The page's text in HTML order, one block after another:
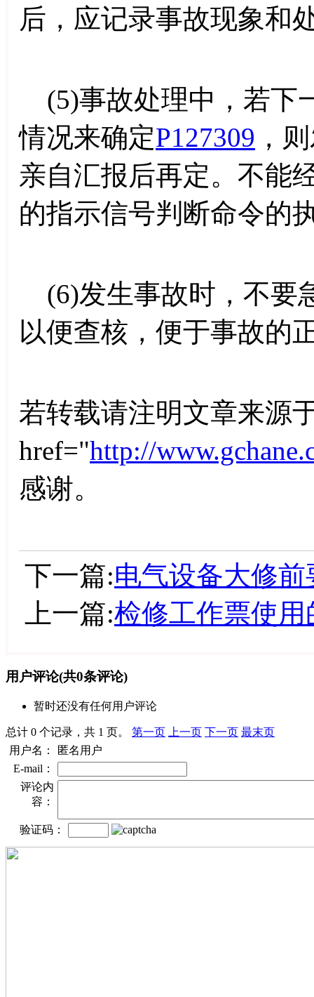
后，应记录事故现象和
(5)事故处理中，若下
情况来确定P127309 ，
亲自汇报后再定。不能
的指示信号判断命令的
(6)发生事故时，不要
以便查核，便于事故的
若转载请注明文章来源
href="http://
感谢。
下一篇:电气设备大修
上一篇:检修工作票使
用户评论(共0条评论)
暂时还没有任何用户评论
总计 0 个记录，共 1 页。 第一页 上一页 下一页 最末页
用户名：
匿名用户
E-mail：
评论内
容：
验证码：